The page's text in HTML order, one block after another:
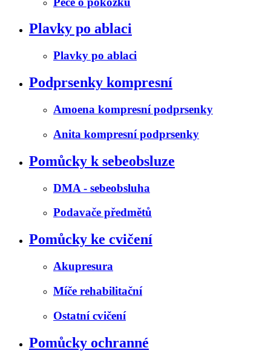
Plavky po ablaci
Plavky po ablaci
Podprsenky kompresní
Amoena kompresní podprsenky
Anita kompresní podprsenky
Pomůcky k sebeobsluze
DMA - sebeobsluha
Podavače předmětů
Pomůcky ke cvičení
Akupresura
Míče rehabilitační
Ostatní cvičení
Pomůcky ochranné